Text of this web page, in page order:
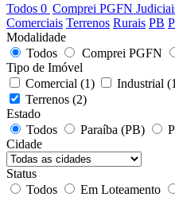
Todos 0 Comprei PGFN
Comerciais Terrenos Rurais PB
Modalidade
Todos
Comprei PGFN
Tipo de Imóvel
Comercial (1) Industrial
Terrenos (2)
Estado
Todos
Paraíba (PB)
Cidade
Status
Todos
Em Loteamento